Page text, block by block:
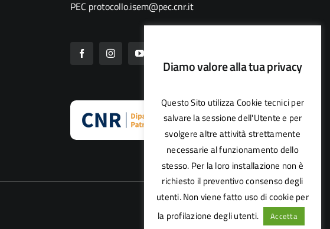
PEC protocollo.isem@pec.cnr.it
Diamo valore alla tua privacy
Questo Sito utilizza Cookie tecnici per
salvare la sessione dell'Utente e per
svolgere altre attività strettamente
necessarie al funzionamento dello
stesso. Per la loro installazione non è
richiesto il preventivo consenso degli
utenti. Non viene fatto uso di cookie per
la profilazione degli utenti.
Accetta